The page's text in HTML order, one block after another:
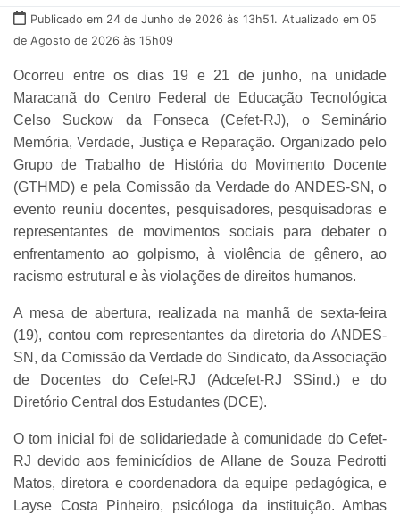
Publicado em 24 de Junho de 2026 às 13h51. Atualizado em 05
de Agosto de 2026 às 15h09
Ocorreu entre os dias 19 e 21 de junho, na unidade
Maracanã do Centro Federal de Educação Tecnológica
Celso Suckow da Fonseca (Cefet-RJ), o Seminário
Memória, Verdade, Justiça e Reparação. Organizado pelo
Grupo de Trabalho de História do Movimento Docente
(GTHMD) e pela Comissão da Verdade do ANDES-SN, o
evento reuniu docentes, pesquisadores, pesquisadoras e
representantes de movimentos sociais para debater o
enfrentamento ao golpismo, à violência de gênero, ao
racismo estrutural e às violações de direitos humanos.
A mesa de abertura, realizada na manhã de sexta-feira
(19), contou com representantes da diretoria do ANDES-
SN, da Comissão da Verdade do Sindicato, da Associação
de Docentes do Cefet-RJ (Adcefet-RJ SSind.) e do
Diretório Central dos Estudantes (DCE).
O tom inicial foi de solidariedade à comunidade do Cefet-
RJ devido aos feminicídios de Allane de Souza Pedrotti
Matos, diretora e coordenadora da equipe pedagógica, e
Layse Costa Pinheiro, psicóloga da instituição. Ambas